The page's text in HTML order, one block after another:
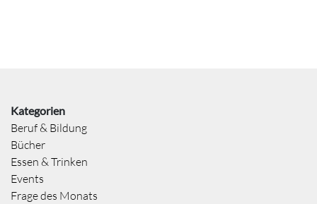
Kategorien
Beruf & Bildung
Bücher
Essen & Trinken
Events
Frage des Monats